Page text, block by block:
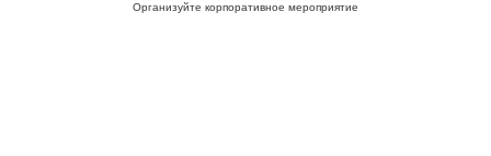
Организуйте корпоративное мероприятие